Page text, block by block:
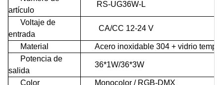
artículo
RS-UG36W-L
Voltaje de
entrada
CA/CC 12-24 V
Material
Acero inoxidable 304 + vidrio
Potencia de
salida
36*1W/36*3W
Color
Monocolor / RGB-DMX